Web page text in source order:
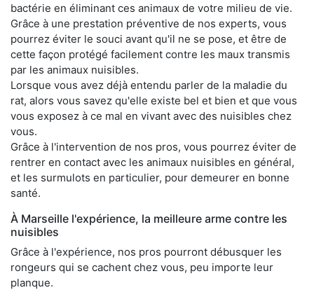
bactérie en éliminant ces animaux de votre milieu de vie.
Grâce à une prestation préventive de nos experts, vous
pourrez éviter le souci avant qu'il ne se pose, et être de
cette façon protégé facilement contre les maux transmis
par les animaux nuisibles.
Lorsque vous avez déjà entendu parler de la maladie du
rat, alors vous savez qu'elle existe bel et bien et que vous
vous exposez à ce mal en vivant avec des nuisibles chez
vous.
Grâce à l'intervention de nos pros, vous pourrez éviter de
rentrer en contact avec les animaux nuisibles en général,
et les surmulots en particulier, pour demeurer en bonne
santé.
À Marseille l'expérience, la meilleure arme contre les
nuisibles
Grâce à l'expérience, nos pros pourront débusquer les
rongeurs qui se cachent chez vous, peu importe leur
planque.